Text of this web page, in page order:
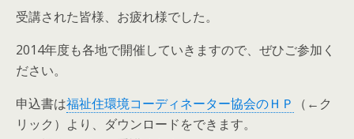
受講された皆様、お疲れ様でした。
2014年度も各地で開催していきますので、ぜひご参加く
ださい。
申込書は福祉住環境コーディネーター協会のＨＰ
（←ク
リック）より、ダウンロードをできます。